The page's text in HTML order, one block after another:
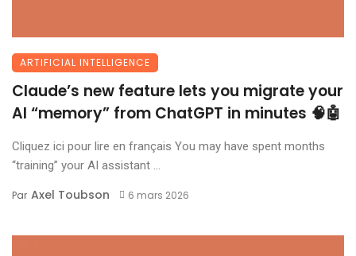
ARTIFICIAL INTELLIGENCE
Claude’s new feature lets you migrate your
AI “memory” from ChatGPT in minutes 🧠🤖
Cliquez ici pour lire en français You may have spent months
“training” your AI assistant ...
Par Axel Toubson 6 mars 2026